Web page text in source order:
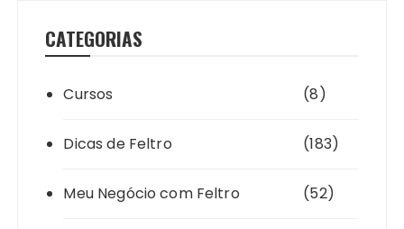
CATEGORIAS
Cursos (8)
Dicas de Feltro (183)
Meu Negócio com Feltro (52)